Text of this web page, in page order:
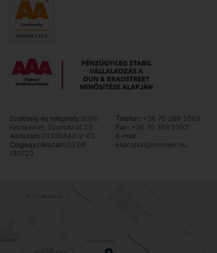
Székhely és telephely:6000
Kecskemét, Szolnoki út 23.
Adószám:24336840-2-03
Cégjegyzékszám:03 09
130723
Telefon: +36 70 369 5393
Fax: +36 70 369 5393
E-mail:
kapcsolat@monojet.hu